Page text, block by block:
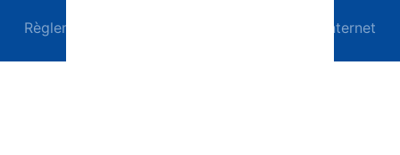
Règlements des jeux concours téléphone et internet